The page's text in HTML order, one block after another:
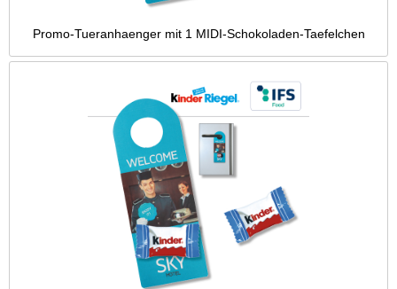
Promo-Tueranhaenger mit 1 MIDI-Schokoladen-Taefelchen